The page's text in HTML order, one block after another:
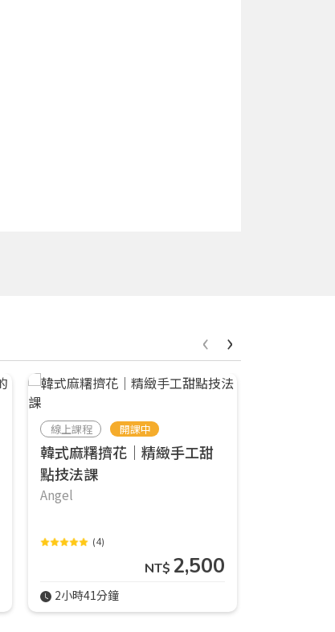
線上課程 開課中
韓式麻糬擠花｜精緻手工甜
點技法課
Angel
(4)
NT$ 2,500
2小時41分鐘
‹ ›